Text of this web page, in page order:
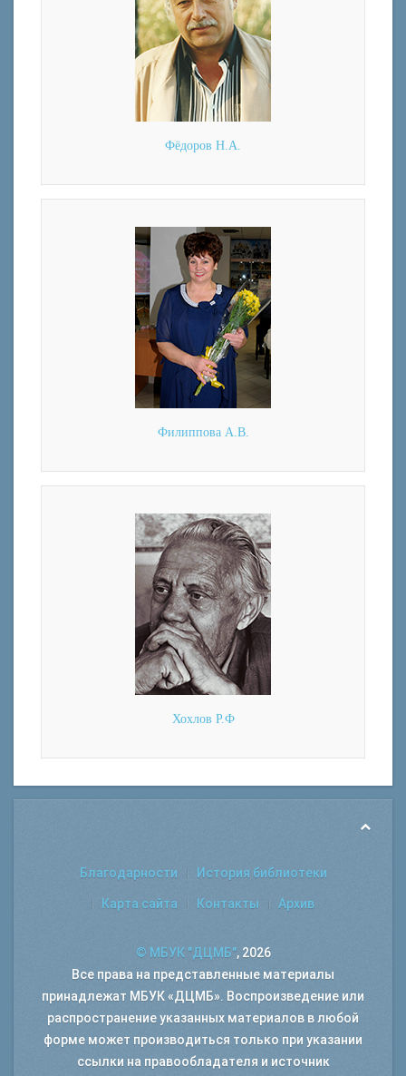
Фёдоров Н.А.
Филиппова А.В.
Хохлов Р.Ф
Благодарности История библиотеки
Карта сайта Контакты Архив
© МБУК "ДЦМБ", 2026
Все права на представленные материалы
принадлежат МБУК «ДЦМБ». Воспроизведение или
распространение указанных материалов в любой
форме может производиться только при указании
ссылки на правообладателя и источник